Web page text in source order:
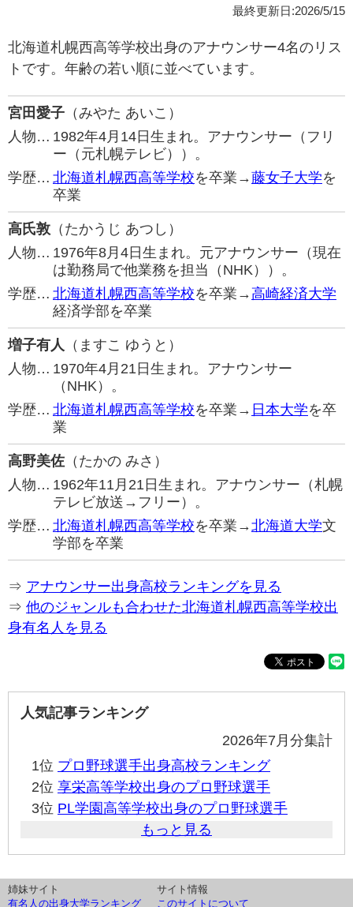
最終更新日:2026/5/15
北海道札幌西高等学校出身のアナウンサー4名のリス
トです。年齢の若い順に並べています。
宮田愛子 （みやた あいこ）
人物… 1982年4月14日生まれ。アナウンサー（フリ
ー（元札幌テレビ））。
学歴… 北海道札幌西高等学校を卒業→藤女子大学を
卒業
高氏敦 （たかうじ あつし）
人物… 1976年8月4日生まれ。元アナウンサー（現在
は勤務局で他業務を担当（NHK））。
学歴… 北海道札幌西高等学校を卒業→高崎経済大学
経済学部を卒業
増子有人 （ますこ ゆうと）
人物… 1970年4月21日生まれ。アナウンサー
（NHK）。
学歴… 北海道札幌西高等学校を卒業→ 日本大学を卒
業
高野美佐 （たかの みさ）
人物… 1962年11月21日生まれ。アナウンサー（札幌
テレビ放送→フリー）。
学歴… 北海道札幌西高等学校を卒業→北海道大学文
学部を卒業
⇒ アナウンサー出身高校ランキングを見る
⇒ 他のジャンルも合わせた北海道札幌西高等学校出
身有名人を見る
人気記事ランキング
2026年7月分集計
1位 プロ野球選手出身高校ランキング
2位 享栄高等学校出身のプロ野球選手
3位 PL学園高等学校出身のプロ野球選手
もっと見る
姉妹サイト
有名人の出身大学ランキング
サイト情報
このサイトについて